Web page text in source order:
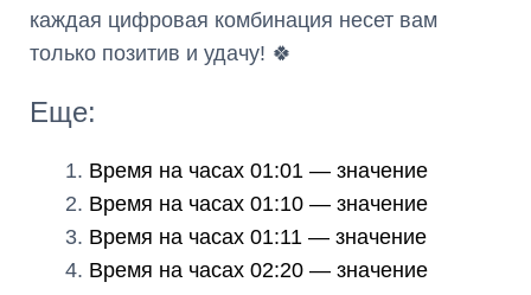
каждая цифровая комбинация несет вам
только позитив и удачу! 🍀
Еще:
Время на часах 01:01 — значение
Время на часах 01:10 — значение
Время на часах 01:11 — значение
Время на часах 02:20 — значение